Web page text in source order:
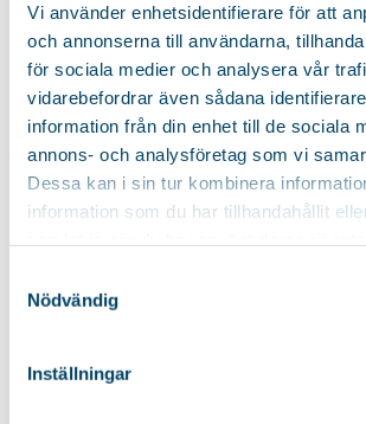
Vi använder enhetsidentifierare för att
och annonserna till användarna,
för sociala medier och analysera vår
vidarebefordrar även sådana
information från din enhet till de sociala
annons- och analysföretag som vi
Dessa kan i sin tur kombinera
information som du har tillhandahållit
Nödvändig
Inställningar
Reduzierte Trocknungszeit
WÄSCHESTÄNDER
SHAPE
Stabiler Wäscheständer mit
allem Extra. Kräftige
Trockenleinen, die die...
79,85€
Reduzierte
SHAPE
Stabiler
allem Extras.
79,85€
WÄSCHEKLAMMERN
Maximale